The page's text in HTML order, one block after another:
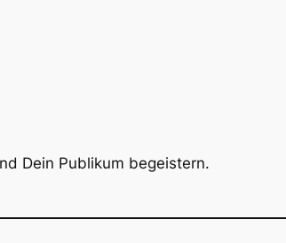
Dein Publikum begeistern.